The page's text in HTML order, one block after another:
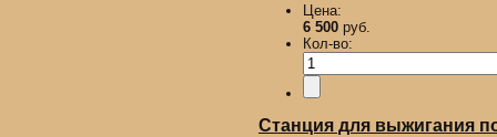
Цена:
6 500 руб.
Кол-во:
Станция для выжигания